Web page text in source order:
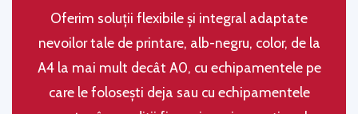
Oferim soluţii flexibile şi integral adaptate
nevoilor tale de printare, alb-negru, color, de la
A4 la mai mult decât A0, cu echipamentele pe
care le folosești deja sau cu echipamentele